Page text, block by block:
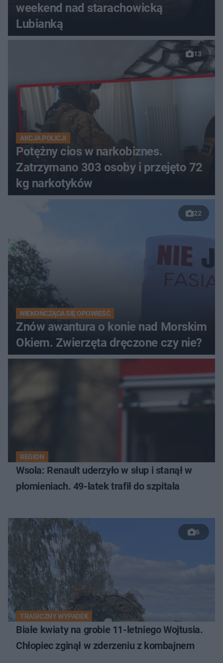
weekend nad starachowicką
Lubianką
13
AKCJA POLICJI
Potężny cios w narkobiznes.
Zatrzymano 303 osoby i przejęto 72
kg narkotyków
22
NIEKOŃCZĄCA SIĘ OPOWIEŚĆ
Znów awantura o konie nad Morskim
Okiem. Zwierzęta dręczone czy nie?
REGION
Wsola: Renault uderzyło w słup i stanął w
płomieniach. 49-latek trafił do szpitala
6
TRAGICZNY WYPADEK
Białe kwiaty na grobie 11-letniego Wojtusia.
Chłopiec zginął w zderzeniu z kombajnem